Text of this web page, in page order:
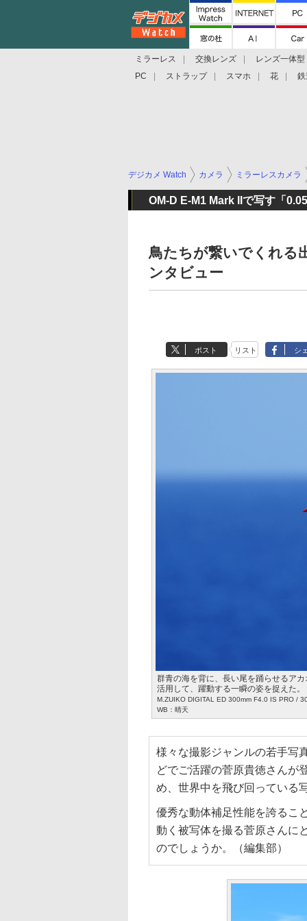
ミラーレス 交換レンズ
レンズ一体
PC
ストラップ スマホ 花
デジカメ Watch カメラ ミラーレスカメラ
OM-D E-M1 Mark IIで写す「
鳥たちが繋いでくれる
ンタビュー
ポスト リスト シ
群青の海を背に、長い尾を踊らせるア
活用して、躍動する一瞬の姿を捉えた。
M.ZUIKO DIGITAL ED 300mm F4.0 IS PRO /
WB：晴天
様々な撮影ジャンルの若手写
どでご活躍の菅原貴徳さんが
め、世界中を飛び回っている
優秀な動体補足性能を誇るこ
動く被写体を撮る菅原さんに
のでしょうか。（編集部）